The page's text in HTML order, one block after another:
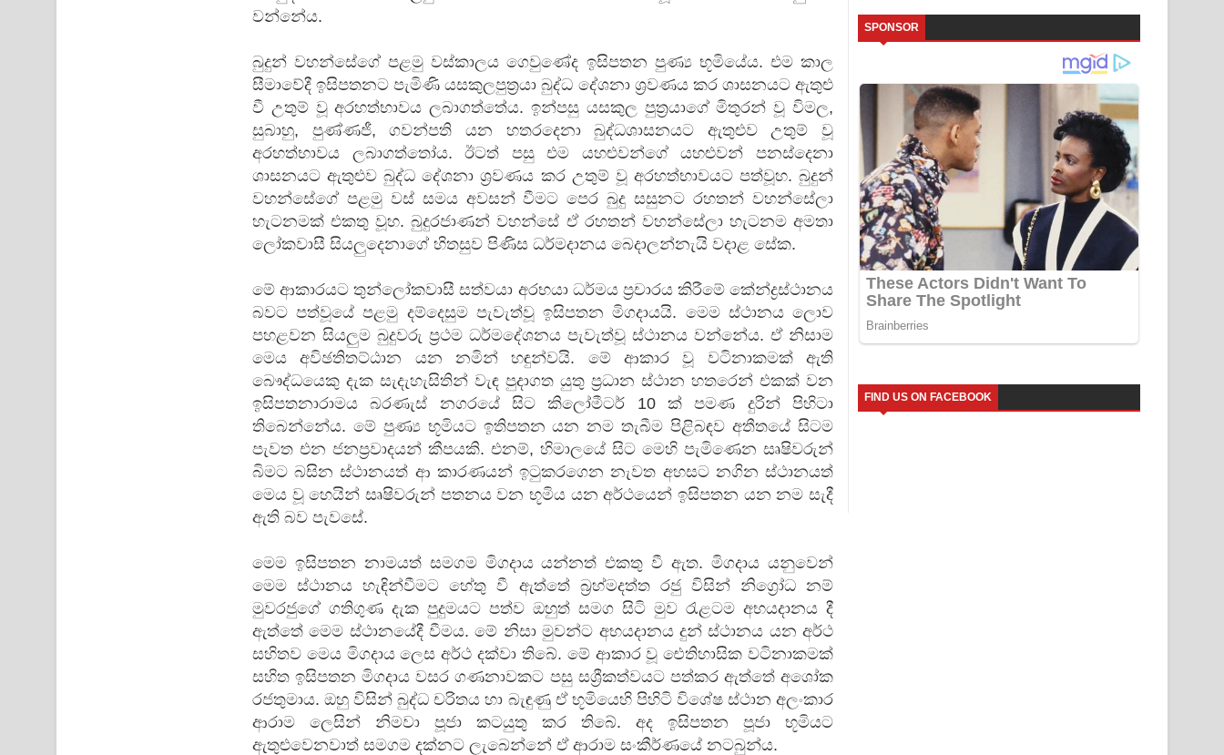
වන්නේය.
බුදුන් වහන්සේගේ පළමු වස්කාලය ගෙවුණේද ඉසිපතන පුණ්‍ය භූමියේය. එම කාල
සීමාවේදී ඉසිපතනට පැමිණි යසකුලපුත්‍රයා බුද්ධ දේශනා ශ්‍රවණය කර ශාසනයට ඇතුළු
වී උතුම් වූ අරහත්භාවය ලබාගත්තේය. ඉන්පසු යසකුල පුත්‍රයාගේ මිතුරන් වූ විමල,
සුබාහු, පුණ්ණජී, ගවන්පති යන හතරදෙනා බුද්ධශාසනයට ඇතුළුව උතුම් වූ
අරහත්භාවය ලබාගත්තෝය. ඊටත් පසු එම යහළුවන්ගේ යහළුවන් පනස්දෙනා
ශාසනයට ඇතුළුව බුද්ධ දේශනා ශ්‍රවණය කර උතුම් වූ අරහත්භාවයට පත්වූහ. බුදුන්
වහන්සේගේ පළමු වස් සමය අවසන් වීමට පෙර බුදු සසුනට රහතන් වහන්සේලා
හැටනමක් එකතු වූහ. බුදුරජාණන් වහන්සේ ඒ රහතන් වහන්සේලා හැටනම අමතා
ලෝකවාසී සියලුදෙනාගේ හිතසුව පිණිස ධර්මදානය බෙදාලන්නැයි වදාළ සේක.
මේ ආකාරයට තුන්ලෝකවාසී සත්වයා අරභයා ධර්මය ප්‍රචාරය කිරීමේ කේන්ද්‍රස්ථානය
බවට පත්වූයේ පළමු දම්දෙසුම පැවැත්වූ ඉසිපතන මිගදායයි. මෙම ස්ථානය ලොව
පහළවන සියලුම බුදුවරු ප්‍රථම ධර්මදේශනය පැවැත්වූ ස්ථානය වන්නේය. ඒ නිසාම
මෙය අවිඡතිතට්ඨාන යන නමින් හඳුන්වයි. මේ ආකාර වූ වටිනාකමක් ඇති
බෞද්ධයෙකු දැක සැදැහැසිතින් වැඳ පුදාගත යුතු ප්‍රධාන ස්ථාන හතරෙන් එකක් වන
ඉසිපතනාරාමය බරණැස් නගරයේ සිට කිලෝමීටර් 10 ක් පමණ දුරින් පිහිටා
තිබෙන්නේය. මේ පුණ්‍ය භූමියට ඉතිපතන යන නම තැබීම පිළිබඳව අතීතයේ සිටම
පැවත එන ජනප්‍රවාදයන් කීපයකි. එනම්, හිමාලයේ සිට මෙහි පැමිණෙන සෘෂිවරුන්
බිමට බසින ස්ථානයත් ආ කාරණයන් ඉටුකරගෙන නැවත අහසට නගින ස්ථානයත්
මෙය වූ හෙයින් සෘෂිවරුන් පතනය වන භූමිය යන අර්ථයෙන් ඉසිපතන යන නම සැදී
ඇති බව පැවසේ.
මෙම ඉසිපතන නාමයත් සමගම මිගදාය යන්නත් එකතු වී ඇත. මිගදාය යනුවෙන්
මෙම ස්ථානය හැඳින්වීමට හේතු වී ඇත්තේ බ්‍රහ්මදත්ත රජු විසින් නිග්‍රෝධ නම්
මුවරජුගේ ගතිගුණ දැක පුදුමයට පත්ව ඔහුත් සමග සිටි මුව රැළටම අභයදානය දී
ඇත්තේ මෙම ස්ථානයේදී වීමය. මේ නිසා මුවන්ට අභයදානය දුන් ස්ථානය යන අර්ථ
සහිතව මෙය මිගදාය ලෙස අර්ථ දක්වා තිබේ. මේ ආකාර වූ ඓතිහාසික වටිනාකමක්
සහිත ඉසිපතන මිගදාය වසර ගණනාවකට පසු සශ්‍රීකත්වයට පත්කර ඇත්තේ අශෝක
රජතුමාය. ඔහු විසින් බුද්ධ චරිතය හා බැඳුණු ඒ භූමියෙහි පිහිටි විශේෂ ස්ථාන අලංකාර
ආරාම ලෙසින් නිමවා පූජා කටයුතු කර තිබේ. අද ඉසිපතන පූජා භූමියට
ඇතුළුවෙනවාත් සමගම දක්නට ලැබෙන්නේ ඒ ආරාම සංකීර්ණයේ නටබුන්ය.
SPONSOR
FIND US ON FACEBOOK